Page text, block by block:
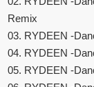
Remix
03. RYDEEN -
04. RYDEEN -
05. RYDEEN -